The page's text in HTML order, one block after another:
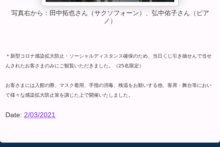
写真右から：田中拓也さん（サクソフォーン）、弘中佑子さん（ピア
ノ）
＊新型コロナ感染拡大防止・ソーシャルディスタンス確保のため、当日くじ引き抽せんで当せ
んされたお客さまのみにご観覧いただきました。（25名限定）
お客さまには入館の際、マスク着用、手指の消毒、検温をお願いする他、客席・舞台等におい
て様々な感染拡大防止策を講じた上で開催いたしました。
Date: 2/03/2021